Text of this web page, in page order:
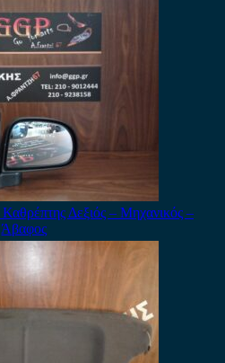
Δεξιός – Μηχανικός –
Άβαφος